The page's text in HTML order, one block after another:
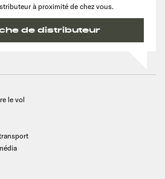
à proximité de chez vous.
de distributeur
le vol